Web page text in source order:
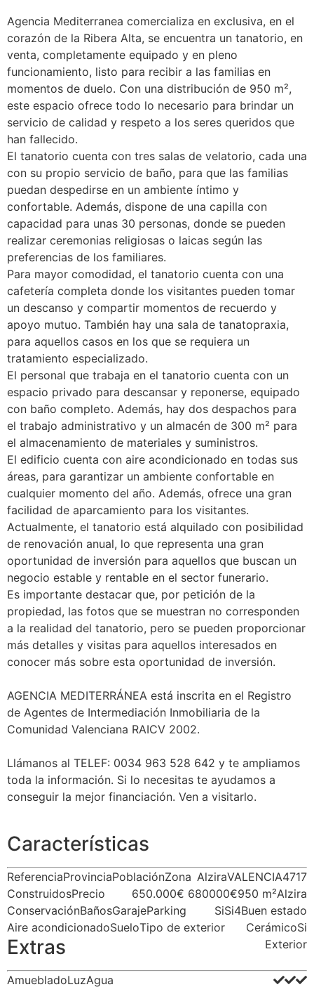
Agencia Mediterranea comercializa en exclusiva, en el
corazón de la Ribera Alta, se encuentra un tanatorio, en
venta, completamente equipado y en pleno
funcionamiento, listo para recibir a las familias en
momentos de duelo. Con una distribución de 950 m²,
este espacio ofrece todo lo necesario para brindar un
servicio de calidad y respeto a los seres queridos que
han fallecido.
El tanatorio cuenta con tres salas de velatorio, cada una
con su propio servicio de baño, para que las familias
puedan despedirse en un ambiente íntimo y
confortable. Además, dispone de una capilla con
capacidad para unas 30 personas, donde se pueden
realizar ceremonias religiosas o laicas según las
preferencias de los familiares.
Para mayor comodidad, el tanatorio cuenta con una
cafetería completa donde los visitantes pueden tomar
un descanso y compartir momentos de recuerdo y
apoyo mutuo. También hay una sala de tanatopraxia,
para aquellos casos en los que se requiera un
tratamiento especializado.
El personal que trabaja en el tanatorio cuenta con un
espacio privado para descansar y reponerse, equipado
con baño completo. Además, hay dos despachos para
el trabajo administrativo y un almacén de 300 m² para
el almacenamiento de materiales y suministros.
El edificio cuenta con aire acondicionado en todas sus
áreas, para garantizar un ambiente confortable en
cualquier momento del año. Además, ofrece una gran
facilidad de aparcamiento para los visitantes.
Actualmente, el tanatorio está alquilado con posibilidad
de renovación anual, lo que representa una gran
oportunidad de inversión para aquellos que buscan un
negocio estable y rentable en el sector funerario.
Es importante destacar que, por petición de la
propiedad, las fotos que se muestran no corresponden
a la realidad del tanatorio, pero se pueden proporcionar
más detalles y visitas para aquellos interesados en
conocer más sobre esta oportunidad de inversión.
AGENCIA MEDITERRÁNEA está inscrita en el Registro
de Agentes de Intermediación Inmobiliaria de la
Comunidad Valenciana RAICV 2002.
Llámanos al TELEF: 0034 963 528 642 y te ampliamos
toda la información. Si lo necesitas te ayudamos a
conseguir la mejor financiación. Ven a visitarlo.
Características
Referencia 4717
Provincia VALENCIA
Población Alzira
Zona
Alzira
Construidos 950 m²
Precio 650.000€ 680000€
Conservación
Buen estado
Baños 4
Garaje Si
Parking
Si
Aire acondicionado
Si
Suelo Cerámico
Tipo de exterior
Exterior
Extras
AmuebladoLuzAgua